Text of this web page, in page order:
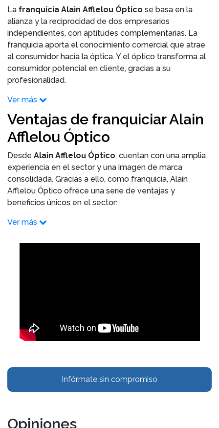
La franquicia Alain Afflelou Óptico se basa en la
alianza y la reciprocidad de dos empresarios
independientes, con aptitudes complementarias. La
franquicia aporta el conocimiento comercial que atrae
al consumidor hacia la óptica. Y el óptico transforma al
consumidor potencial en cliente, gracias a su
profesionalidad.
Ver más
Ventajas de franquiciar Alain
Afflelou Óptico
Desde Alain Afflelou Óptico, cuentan con una amplia
experiencia en el sector y una imagen de marca
consolidada. Gracias a ello, como franquicia, Alain
Afflelou Óptico ofrece una serie de ventajas y
beneficios únicos en el sector:
Ver más
Infórmate sin compromiso
Opiniones